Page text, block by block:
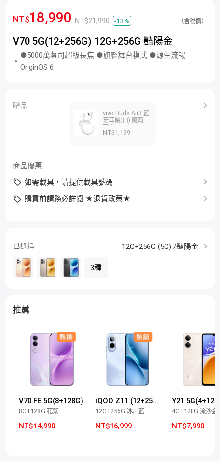
NT$18,990 NT$21,990 -13% （含稅價）
V70 5G(12+256G) 12G+256G 豔陽金
●5000萬蔡司超級長焦 ●旗艦舞台模式 ●源生流暢
OriginOS 6
贈品
vivo Buds Air3 藍
牙耳機(白) 隨商品
寄出
NT$1,199
商品優惠
如需載具，請提供載具號碼
購買前請務必詳閱 ★退貨政策★
已選擇 12G+256G (5G) /豔陽金
3種
推薦
V70 FE 5G(8+128G)
8G+128G 花紫
NT$14,990
iQOO Z11 (12+256G)
12G+256G 冰川藍
NT$16,999
Y21
4G+128G 流沙金
NT$7,990